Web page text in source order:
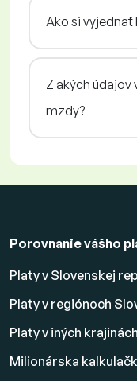
Ako si vyjednať
Z akých
mzdy?
Porovnanie vášho
Platy v Slovenskej
Platy v regiónoch
Platy v iných krajinách
Milionárska